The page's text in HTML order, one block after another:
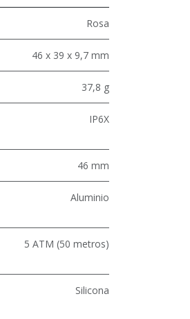
Rosa
46 x 39 x 9,7 mm
37,8 g
IP6X
46 mm
Aluminio
5 ATM (50 metros)
Silicona